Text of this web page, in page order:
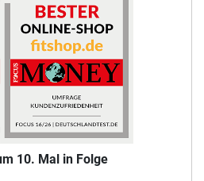
10. Mal in Folge